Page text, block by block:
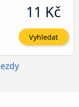
11 Kč
Vyhledat